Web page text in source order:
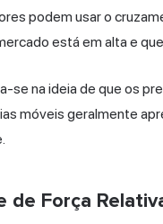
podem usar o
está em alta e
se na ideia de que os
móveis geralmente
de Força